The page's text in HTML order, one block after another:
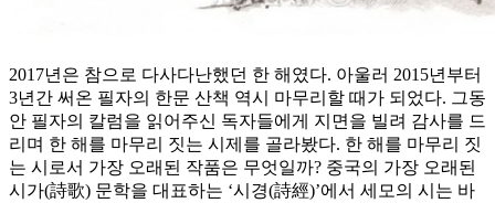
2017년은 참으로 다사다난했던 한 해였다. 아울러 2015년부터
3년간 써온 필자의 한문 산책 역시 마무리할 때가 되었다. 그동
안 필자의 칼럼을 읽어주신 독자들에게 지면을 빌려 감사를 드
리며 한 해를 마무리 짓는 시제를 골라봤다. 한 해를 마무리 짓
는 시로서 가장 오래된 작품은 무엇일까? 중국의 가장 오래된
시가(詩歌) 문학을 대표하는 ‘시경(詩經)’에서 세모의 시는 바